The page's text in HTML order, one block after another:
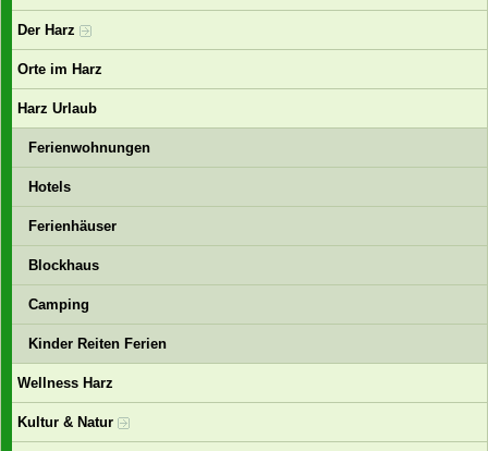
Der Harz
Orte im Harz
Harz Urlaub
Ferienwohnungen
Hotels
Ferienhäuser
Blockhaus
Camping
Kinder Reiten Ferien
Wellness Harz
Kultur & Natur